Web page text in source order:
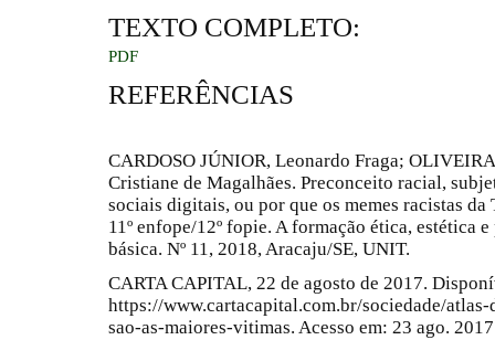
TEXTO COMPLETO:
PDF
REFERÊNCIAS
CARDOSO JÚNIOR, Leonardo Fraga;
Cristiane de Magalhães. Preconceito racial,
sociais digitais, ou por que os memes racistas
11º enfope/12º fopie. A formação ética, estética
básica. Nº 11, 2018, Aracaju/SE, UNIT.
CARTA CAPITAL, 22 de agosto de 2017.
https://www.cartacapital.com.br/sociedade/
sao-as-maiores-vitimas. Acesso em: 23 ago.